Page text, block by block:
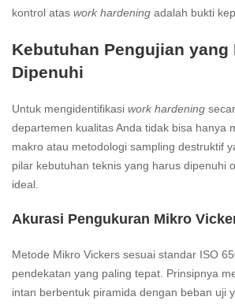
kontrol atas work hardening adalah bukti
Kebutuhan Pengujian yang
Dipenuhi
Untuk mengidentifikasi work hardening
departemen kualitas Anda tidak bisa hanya
makro atau metodologi sampling destruktif
pilar kebutuhan teknis yang harus dipenuhi
ideal.
Akurasi Pengukuran Mikro
Metode Mikro Vickers sesuai standar ISO
pendekatan yang paling tepat. Prinsipnya
intan berbentuk piramida dengan beban uji